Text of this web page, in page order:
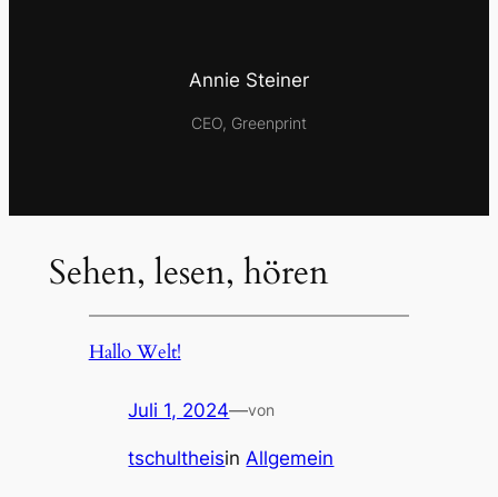
Annie Steiner
CEO, Greenprint
Sehen, lesen, hören
Hallo Welt!
Juli 1, 2024—von
tschultheisinAllgemein